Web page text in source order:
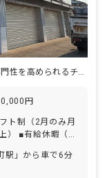
残業ほぼなし・賞与計2.3カ月♪専門性を高められるチームで療育に挑戦！
円
） ■有給休暇（取
■ゴールデンウィ
後・育児休暇
駅」から車で6分